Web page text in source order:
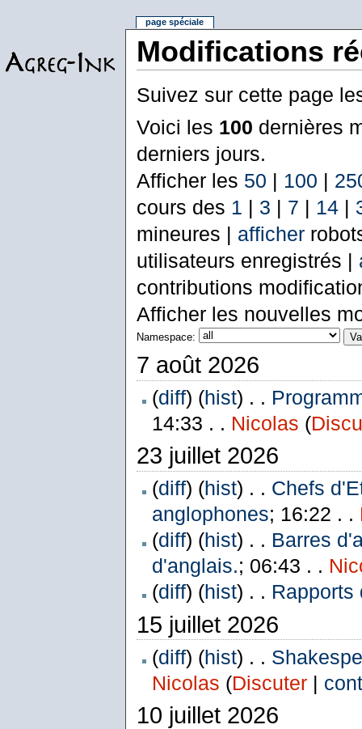
Modifications
Suivez sur cette page
Voici les 100 dernières
derniers jours.
Afficher les 50 | 100 |
cours des 1 | 3 | 7 | 14|
mineures | afficher
utilisateurs enregistrés |
contributions
Afficher les nouvelles
Namespace:
7 août 2026
(diff) (hist) . .
14:33 . . Nicolas (
23 juillet 2026
(diff) (hist) . . Chefs
anglophones; 16:22 . .
(diff) (hist) . . Barres
d'anglais.; 06:43 . .
(diff) (hist) . . Rapports
15 juillet 2026
(diff) (hist) . .
Nicolas (Discuter|
10 juillet 2026
page spéciale